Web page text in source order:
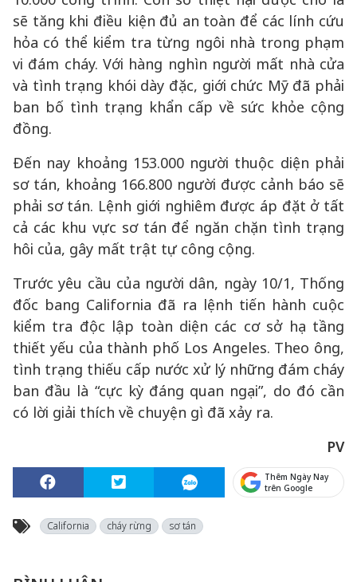
sẽ tăng khi điều kiện đủ an toàn để các lính cứu
hỏa có thể kiểm tra từng ngôi nhà trong phạm
vi đám cháy. Với hàng nghìn người mất nhà cửa
và tình trạng khói dày đặc, giới chức Mỹ đã phải
ban bố tình trạng khẩn cấp về sức khỏe cộng
đồng.
Đến nay khoảng 153.000 người thuộc diện phải
sơ tán, khoảng 166.800 người được cảnh báo sẽ
phải sơ tán. Lệnh giới nghiêm được áp đặt ở tất
cả các khu vực sơ tán để ngăn chặn tình trạng
hôi của, gây mất trật tự công cộng.
Trước yêu cầu của người dân, ngày 10/1, Thống
đốc bang California đã ra lệnh tiến hành cuộc
kiểm tra độc lập toàn diện các cơ sở hạ tầng
thiết yếu của thành phố Los Angeles. Theo ông,
tình trạng thiếu cấp nước xử lý những đám cháy
ban đầu là “cực kỳ đáng quan ngại”, do đó cần
có lời giải thích về chuyện gì đã xảy ra.
PV
Thêm Ngày Nay
trên Google
California cháy rừng sơ tán